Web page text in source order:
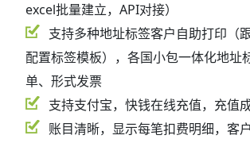
excel批量建立，API对接）
支持多种地址标签客户自助打印（
配置标签模板），各国小包一体化地址
单、形式发票
支持支付宝，快钱在线充值，充值
账目清晰，显示每笔扣费明细，客